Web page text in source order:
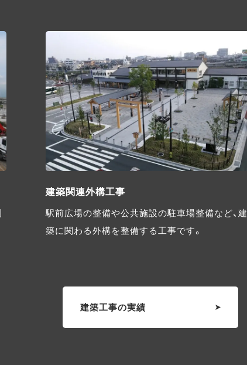
建築関連外構工事
駅前広場の整備や公共施設の駐車場整備など、建
築に関わる外構を整備する工事です。
建築工事の実績